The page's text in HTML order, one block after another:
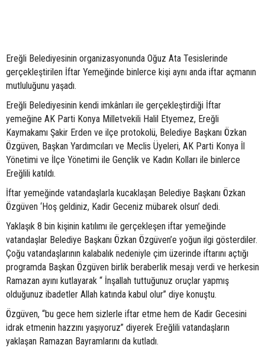
Ereğli Belediyesinin organizasyonunda Oğuz Ata Tesislerinde
gerçekleştirilen İftar Yemeğinde binlerce kişi aynı anda iftar açmanın
mutluluğunu yaşadı.
Ereğli Belediyesinin kendi imkânları ile gerçekleştirdiği İftar
yemeğine AK Parti Konya Milletvekili Halil Etyemez, Ereğli
Kaymakamı Şakir Erden ve ilçe protokolü, Belediye Başkanı Özkan
Özgüven, Başkan Yardımcıları ve Meclis Üyeleri, AK Parti Konya İl
Yönetimi ve İlçe Yönetimi ile Gençlik ve Kadın Kolları ile binlerce
Ereğlili katıldı.
İftar yemeğinde vatandaşlarla kucaklaşan Belediye Başkanı Özkan
Özgüven ‘Hoş geldiniz, Kadir Geceniz mübarek olsun’ dedi.
Yaklaşık 8 bin kişinin katılımı ile gerçekleşen iftar yemeğinde
vatandaşlar Belediye Başkanı Özkan Özgüven’e yoğun ilgi gösterdiler.
Çoğu vatandaşlarının kalabalık nedeniyle çim üzerinde iftarını açtığı
programda Başkan Özgüven birlik beraberlik mesajı verdi ve herkesin
Ramazan ayını kutlayarak “ İnşallah tuttuğunuz oruçlar yapmış
olduğunuz ibadetler Allah katında kabul olur” diye konuştu.
Özgüven, “bu gece hem sizlerle iftar etme hem de Kadir Gecesini
idrak etmenin hazzını yaşıyoruz” diyerek Ereğlili vatandaşların
yaklaşan Ramazan Bayramlarını da kutladı.